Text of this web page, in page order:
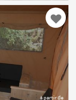
à partir de